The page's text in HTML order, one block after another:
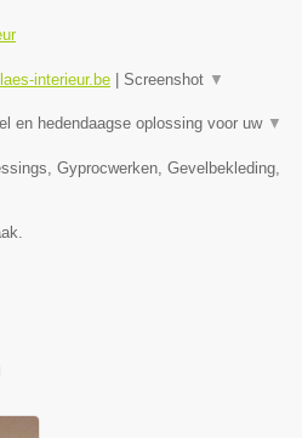
interieur.be | Screenshot ▼
en hedendaagse oplossing voor uw ▼
Gyprocwerken, Gevelbekleding,